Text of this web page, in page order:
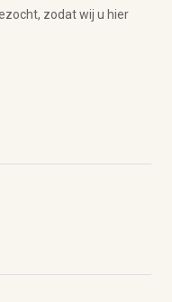
zodat wij u hier